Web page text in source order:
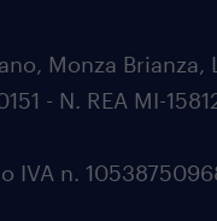
Monza Brianza,
- N. REA MI-
IVA n.